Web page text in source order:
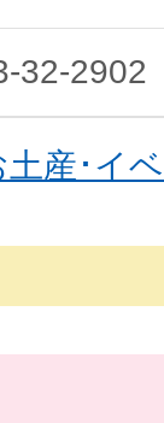
32-2902
産･イ